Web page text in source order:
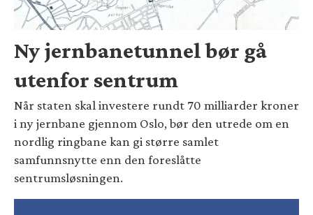
Ny jernbanetunnel bør gå
utenfor sentrum
Når staten skal investere rundt 70 milliarder kroner
i ny jernbane gjennom Oslo, bør den utrede om en
nordlig ringbane kan gi større samlet
samfunnsnytte enn den foreslåtte
sentrumsløsningen.